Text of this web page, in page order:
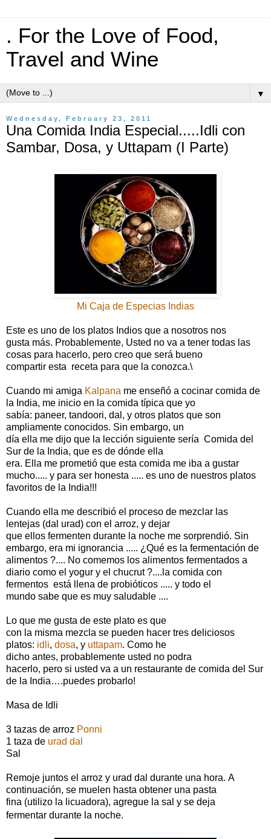
. For the Love of Food,
Travel and Wine
▼
Wednesday, February 23, 2011
Una Comida India Especial.....Idli con
Sambar, Dosa, y Uttapam (I Parte)
Mi Caja de Especias Indias
Este es uno de los platos Indios que a nosotros nos
gusta más. Probablemente, Usted no va a tener todas las
cosas para hacerlo, pero creo que será bueno
compartir esta receta para que la conozca.\
Cuando mi amiga Kalpana me enseñó a cocinar comida de
la India, me inicio en la comida típica que yo
sabía: paneer, tandoori, dal, y otros platos que son
ampliamente conocidos. Sin embargo, un
día ella me dijo que la lección siguiente sería Comida del
Sur de la India, que es de dónde ella
era. Ella me prometió que esta comida me iba a gustar
mucho..... y para ser honesta ..... es uno de nuestros platos
favoritos de la India!!!
Cuando ella me describió el proceso de mezclar las
lentejas (dal urad) con el arroz, y dejar
que ellos fermenten durante la noche me sorprendió. Sin
embargo, era mi ignorancia ..... ¿Qué es la fermentación de
alimentos ?.... No comemos los alimentos fermentados a
diario como el yogur y el chucrut ?....la comida con
fermentos está llena de probióticos ..... y todo el
mundo sabe que es muy saludable ....
Lo que me gusta de este plato es que
con la misma mezcla se pueden hacer tres deliciosos
platos: idli, dosa, y uttapam. Como he
dicho antes, probablemente usted no podra
hacerlo, pero si usted va a un restaurante de comida del Sur
de la India….puedes probarlo!
Masa de Idli
3 tazas de arroz Ponni
1 taza de urad dal
Sal
Remoje juntos el arroz y urad dal durante una hora. A
continuación, se muelen hasta obtener una pasta
fina (utilizo la licuadora), agregue la sal y se deja
fermentar durante la noche.